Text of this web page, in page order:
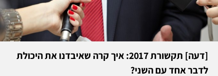
[דעה] תקשורת 2017: איך קרה שאיבדנו את היכולת
לדבר אחד עם השני?